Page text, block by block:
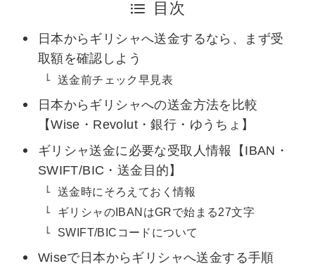
目次
日本からギリシャへ送金するなら、まず受
取額を確認しよう
送金前チェック早見表
日本からギリシャへの送金方法を比較
【Wise・Revolut・銀行・ゆうちょ】
ギリシャ送金に必要な受取人情報【IBAN・
SWIFT/BIC・送金目的】
送金時にそろえておく情報
ギリシャのIBANはGRで始まる27文字
SWIFT/BICコードについて
Wiseで日本からギリシャへ送金する手順